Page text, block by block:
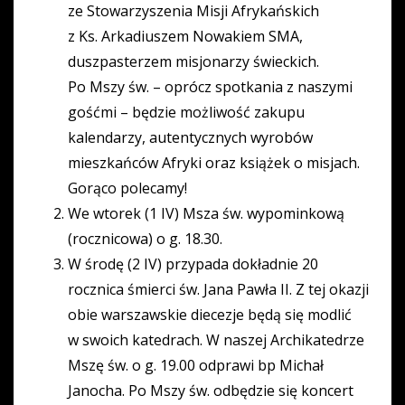
ze Stowarzyszenia Misji Afrykańskich
z Ks. Arkadiuszem Nowakiem SMA,
duszpasterzem misjonarzy świeckich.
Po Mszy św. – oprócz spotkania z naszymi
gośćmi – będzie możliwość zakupu
kalendarzy, autentycznych wyrobów
mieszkańców Afryki oraz książek o misjach.
Gorąco polecamy!
We wtorek (1 IV) Msza św. wypominkową
(rocznicowa) o g. 18.30.
W środę (2 IV) przypada dokładnie 20
rocznica śmierci św. Jana Pawła II. Z tej okazji
obie warszawskie diecezje będą się modlić
w swoich katedrach. W naszej Archikatedrze
Mszę św. o g. 19.00 odprawi bp Michał
Janocha. Po Mszy św. odbędzie się koncert